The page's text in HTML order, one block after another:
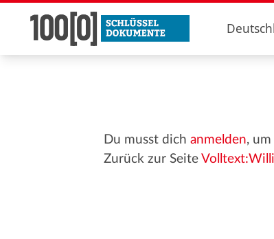
Du musst dich anmelden,
Zurück zur Seite